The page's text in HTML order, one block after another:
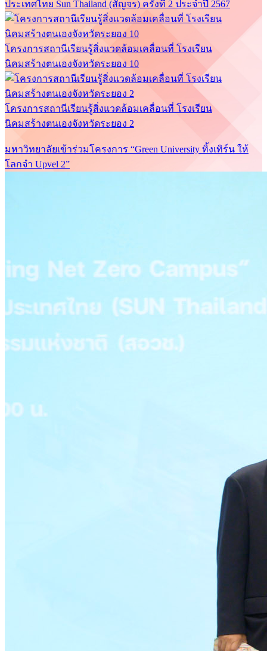
ประเทศไทย Sun Thailand (สัญจร) ครั้งที่ 2 ประจำปี 2567
โครงการสถานีเรียนรู้สิ่งแวดล้อมเคลื่อนที่ โรงเรียน
นิคมสร้างตนเองจังหวัดระยอง 10
โครงการสถานีเรียนรู้สิ่งแวดล้อมเคลื่อนที่ โรงเรียน
นิคมสร้างตนเองจังหวัดระยอง 2
มหาวิทยาลัยเข้าร่วมโครงการ “Green University ทิ้งเทิร์น ให้
โลกจำ Upvel 2”